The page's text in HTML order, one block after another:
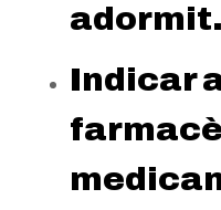
adormit.
Indicar